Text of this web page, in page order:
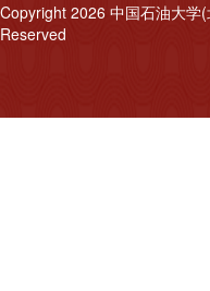
Copyright 2026 中国石油大学
Reserved